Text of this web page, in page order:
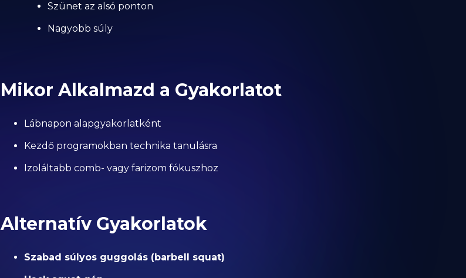
Szünet az alsó ponton
Nagyobb súly
Mikor Alkalmazd a Gyakorlatot
Lábnapon alapgyakorlatként
Kezdő programokban technika tanulásra
Izoláltabb comb- vagy farizom fókuszhoz
Alternatív Gyakorlatok
Szabad súlyos guggolás (barbell squat)